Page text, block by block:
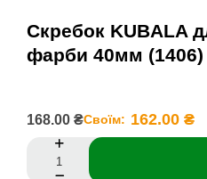
Скребок KUBALA
фарби 40мм (1406)
168.00 ₴Своїм: 162.00 ₴